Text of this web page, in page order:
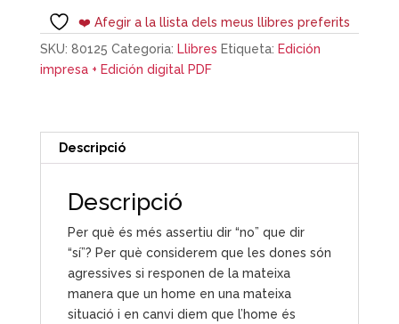
més,
ni
❤️ Afegir a la llista dels meus llibres preferits
SKU: 80125 Categoria: Llibres Etiqueta: Edición
impresa + Edición digital PDF
Descripció
Descripció
Per què és més assertiu dir “no” que dir
“sí”? Per què considerem que les dones són
agressives si responen de la mateixa
manera que un home en una mateixa
situació i en canvi diem que l’home és